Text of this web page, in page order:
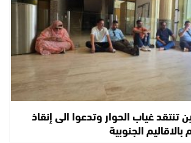
تنتقد غياب الحوار وتدعوا الى إنقاذ
الجنوبية